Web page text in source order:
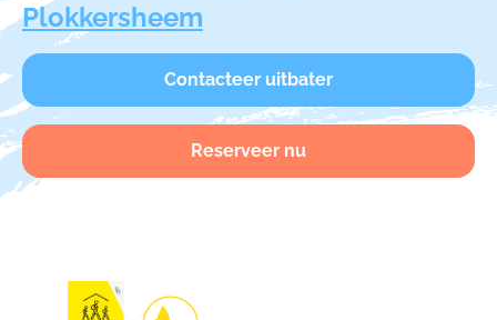
Plokkersheem
Contacteer uitbater
Reserveer nu